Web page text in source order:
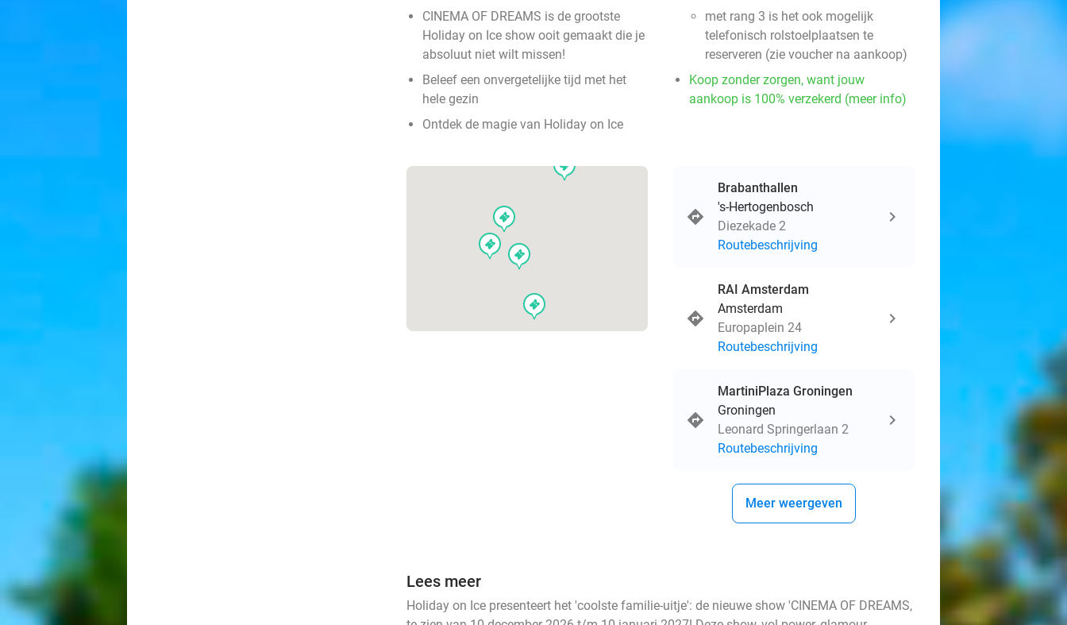
CINEMA OF DREAMS is de grootste
Holiday on Ice show ooit gemaakt die je
absoluut niet wilt missen!
Beleef een onvergetelijke tijd met het
hele gezin
Ontdek de magie van Holiday on Ice
met rang 3 is het ook mogelijk
telefonisch rolstoelplaatsen te
reserveren (zie voucher na aankoop)
Koop zonder zorgen, want jouw
aankoop is 100% verzekerd (meer info)
events
events
events
events
events
Brabanthallen
's-Hertogenbosch
Diezekade 2
Routebeschrijving
RAI Amsterdam
Amsterdam
Europaplein 24
Routebeschrijving
MartiniPlaza Groningen
Groningen
Leonard Springerlaan 2
Routebeschrijving
Meer weergeven
Lees meer
Holiday on Ice presenteert het 'coolste familie-uitje': de nieuwe show 'CINEMA OF DREAMS,